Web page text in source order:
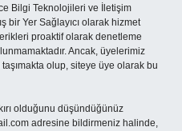
Bilgi Teknolojileri ve İletişim
bir Yer Sağlayıcı olarak hizmet
proaktif olarak denetleme
Ancak, üyelerimiz
olup, siteye üye olarak bu
olduğunu düşündüğünüz
adresine bildirmeniz halinde,